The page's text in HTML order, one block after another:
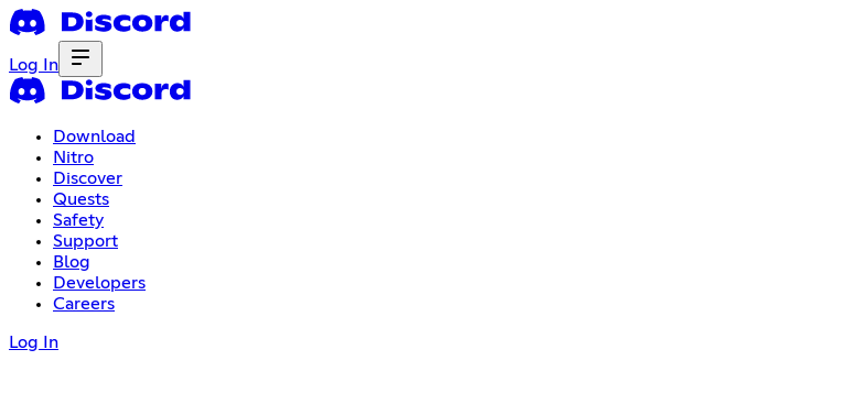
Log In
Download
Nitro
Discover
Quests
Safety
Support
Blog
Developers
Careers
Log In